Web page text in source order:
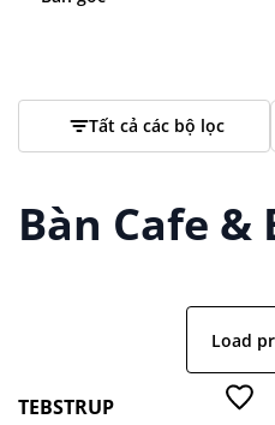
Tất cả các bộ lọc
Bàn Cafe &
Load
TEBSTRUP